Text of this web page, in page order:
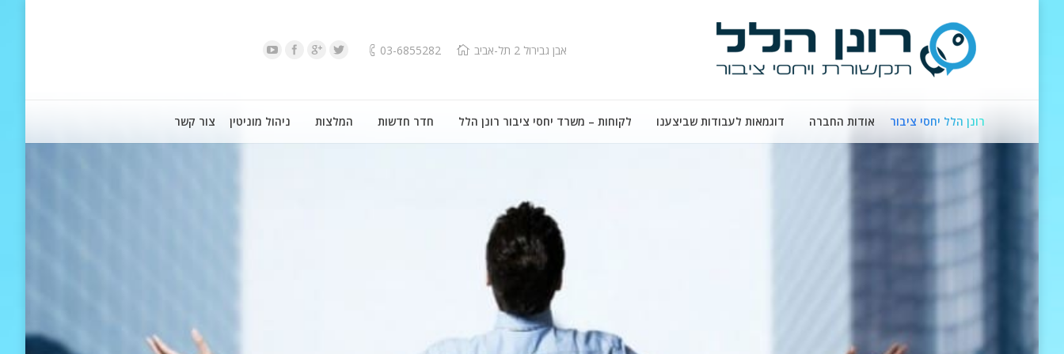
אבן גבירול 2 תל-אביב 03-6855282
רונן הלל יחסי ציבור אודות החברה דוגמאות לעבודות שביצענו לקוחות – משרד יחסי ציבור רונן הלל חדר חדשות המלצות ניהול מוניטין צור קשר